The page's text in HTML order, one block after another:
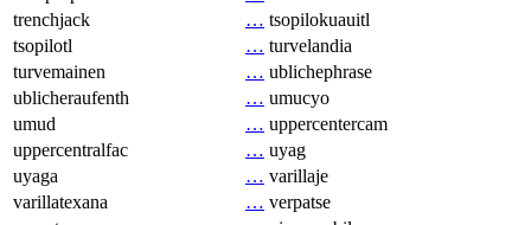
trenchjack
… tsopilokuauitl
tsopilotl
… turvelandia
turvemainen
… ublichephrase
ublicheraufenth
… umucyo
umud
… uppercentercam
uppercentralfac
… uyag
uyaga
… varillaje
varillatexana
… verpatse